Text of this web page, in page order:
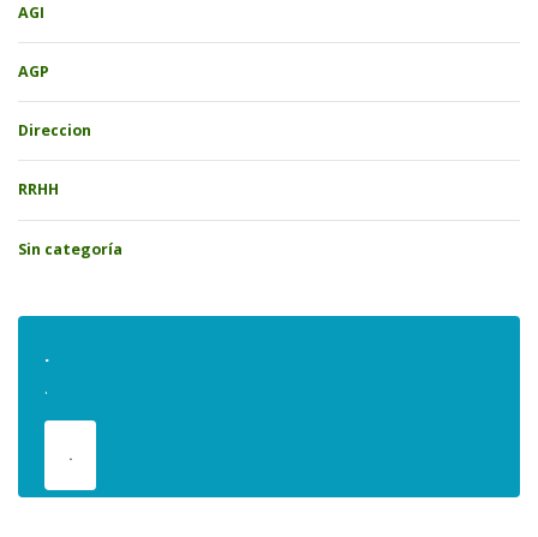
AGI
AGP
Direccion
RRHH
Sin categoría
.
.
.